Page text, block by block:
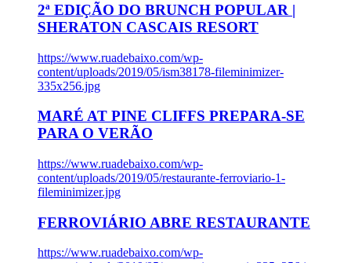
2ª EDIÇÃO DO BRUNCH POPULAR |
SHERATON CASCAIS RESORT
https://www.ruadebaixo.com/wp-
content/uploads/2019/05/ism38178-fileminimizer-
335x256.jpg
MARÉ AT PINE CLIFFS PREPARA-SE
PARA O VERÃO
https://www.ruadebaixo.com/wp-
content/uploads/2019/05/restaurante-ferroviario-1-
fileminimizer.jpg
FERROVIÁRIO ABRE RESTAURANTE
https://www.ruadebaixo.com/wp-